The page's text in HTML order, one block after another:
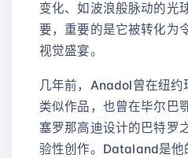
变化、如波浪般脉动的光
要，重要的是它被转化为
视觉盛宴。
几年前，Anadol曾在纽约
类似作品，也曾在毕尔巴
塞罗那高迪设计的巴特罗
验性创作。Dataland是他